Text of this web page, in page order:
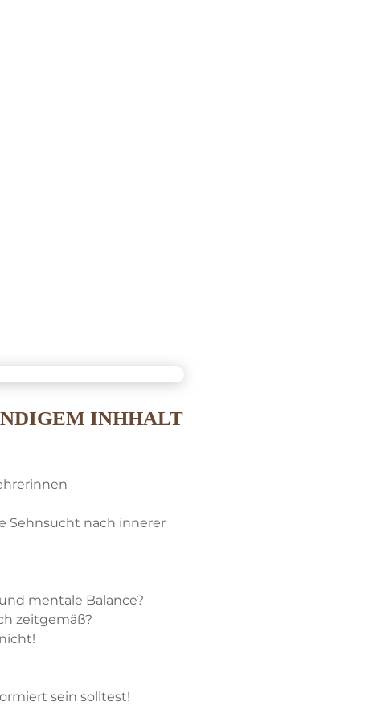
INHHALT
Sehnsucht nach innerer
mentale Balance?
zeitgemäß?
sein solltest!